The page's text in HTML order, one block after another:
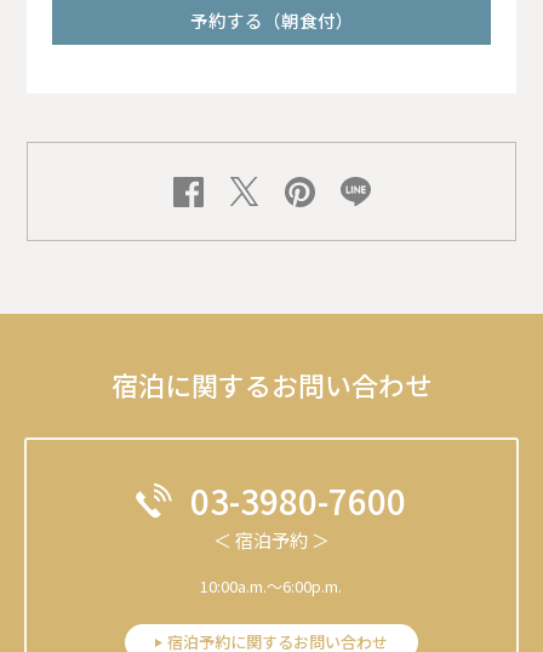
予約する（朝食付）
宿泊に関するお問い合わせ
03-3980-7600
＜ 宿泊予約 ＞
10:00a.m.～6:00p.m.
宿泊予約に関するお問い合わせ